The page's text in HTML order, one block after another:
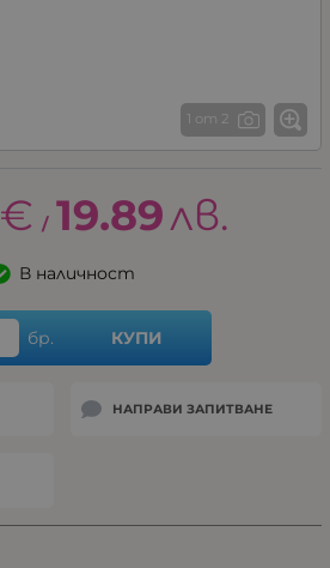
1 от 2
€ / 19.89лв.
В наличност
бр. КУПИ
НАПРАВИ ЗАПИТВАНЕ